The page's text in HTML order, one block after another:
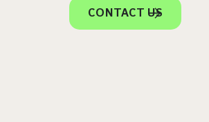
CONTACT US